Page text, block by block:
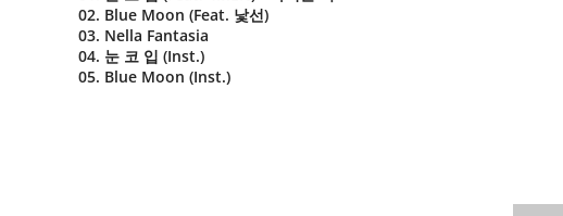
02. Blue Moon (Feat. 낯선)
03. Nella Fantasia
04. 눈 코 입 (Inst.)
05. Blue Moon (Inst.)